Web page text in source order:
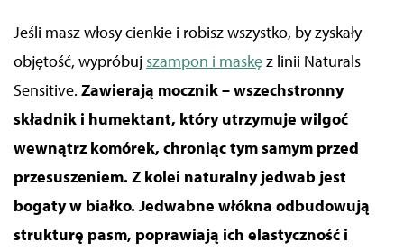
Jeśli masz włosy cienkie i robisz wszystko, by zyskały
objętość, wypróbuj szampon i maskęz linii Naturals
Sensitive. Zawierają mocznik –wszechstronny
składnik i humektant, który utrzymuje wilgoć
wewnątrz komórek, chroniąctym samym przed
przesuszeniem. Z kolei naturalny jedwab jest
bogaty w białko. Jedwabne włókna odbudowują
strukturę pasm, poprawiają ich elastyczność i